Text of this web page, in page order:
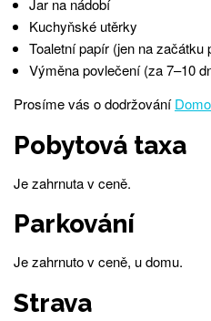
Jar na nádobí
Kuchyňské utěrky
Toaletní papír (jen na
Výměna povlečení (za 7–10
Prosíme vás o dodržování
Pobytová taxa
Je zahrnuta v ceně.
Parkování
Je zahrnuto v ceně, u domu.
Strava